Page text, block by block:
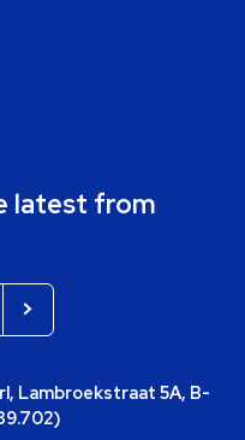
latest from
Lambroekstraat 5A, B-